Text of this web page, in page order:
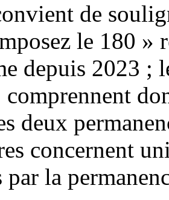
de
le 180 »
depuis 2023 ;
comprennent
deux
concernent
par la